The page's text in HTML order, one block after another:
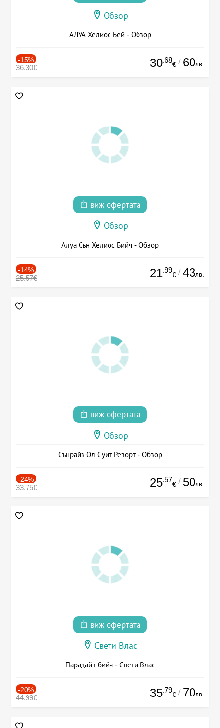
Обзор
АЛУА Хелиос Бей - Обзор
-15%
36.30€ 30.68
€ / 60лв.
виж офертата
Обзор
Алуа Сън Хелиос Бийч - Обзор
-14%
25.57€ 21.99
€ / 43лв.
виж офертата
Обзор
Сънрайз Ол Суит Резорт - Обзор
-24%
33.75€ 25.57
€ / 50лв.
виж офертата
Свети Влас
Парадайз бийч - Свети Влас
-20%
44.99€ 35.79
€ / 70лв.